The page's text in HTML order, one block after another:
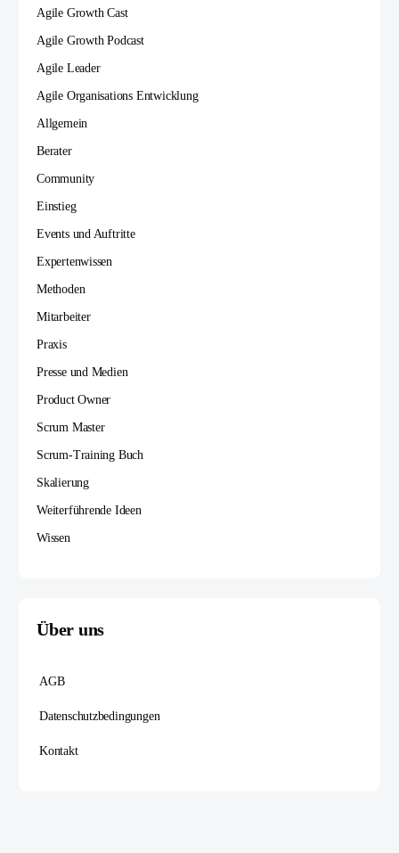
Agile Growth Cast
Agile Growth Podcast
Agile Leader
Agile Organisations Entwicklung
Allgemein
Berater
Community
Einstieg
Events und Auftritte
Expertenwissen
Methoden
Mitarbeiter
Praxis
Presse und Medien
Product Owner
Scrum Master
Scrum-Training Buch
Skalierung
Weiterführende Ideen
Wissen
Über uns
AGB
Datenschutzbedingungen
Kontakt